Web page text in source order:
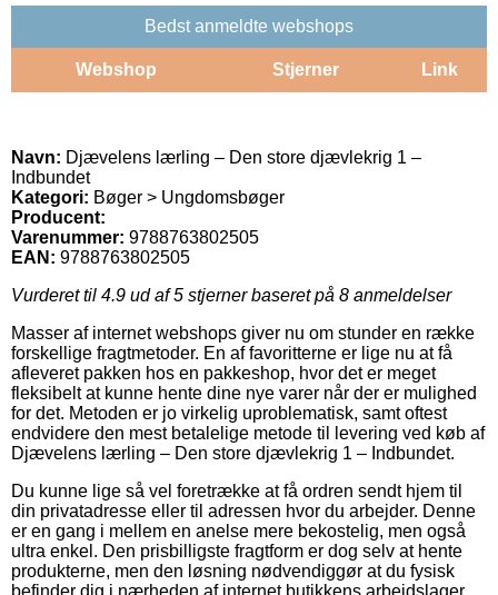
Bedst anmeldte webshops
Webshop Stjerner Link
Navn: Djævelens lærling – Den store djævlekrig 1 –
Indbundet
Kategori: Bøger > Ungdomsbøger
Producent:
Varenummer: 9788763802505
EAN: 9788763802505
Vurderet til 4.9 ud af 5 stjerner baseret på 8 anmeldelser
Masser af internet webshops giver nu om stunder en række
forskellige fragtmetoder. En af favoritterne er lige nu at få
afleveret pakken hos en pakkeshop, hvor det er meget
fleksibelt at kunne hente dine nye varer når der er mulighed
for det. Metoden er jo virkelig uproblematisk, samt oftest
endvidere den mest betalelige metode til levering ved køb af
Djævelens lærling – Den store djævlekrig 1 – Indbundet.
Du kunne lige så vel foretrække at få ordren sendt hjem til
din privatadresse eller til adressen hvor du arbejder. Denne
er en gang i mellem en anelse mere bekostelig, men også
ultra enkel. Den prisbilligste fragtform er dog selv at hente
produkterne, men den løsning nødvendiggør at du fysisk
befinder dig i nærheden af internet butikkens arbejdslager.